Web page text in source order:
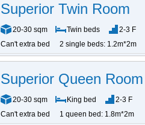
Superior Twin Room
20-30 sqm Twin beds
2-3 F
Can't extra bed
2 single beds: 1.2m*2m
Superior Queen Room
20-30 sqm King bed
2-3 F
Can't extra bed
1 queen bed: 1.8m*2m